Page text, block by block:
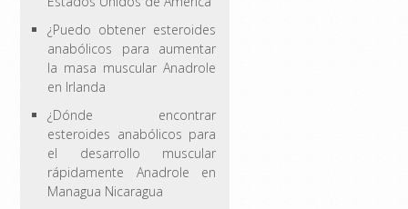
¿Puedo obtener esteroides
anabólicos para aumentar
la masa muscular Anadrole
en Irlanda
¿Dónde encontrar
esteroides anabólicos para
el desarrollo muscular
rápidamente Anadrole en
Managua Nicaragua